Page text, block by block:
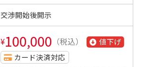
交渉開始後開示
¥100,000 （税込）
値下げ
カード決済対応